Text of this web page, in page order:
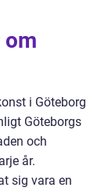
om
i Göteborg
Göteborgs
och
år.
sig vara en